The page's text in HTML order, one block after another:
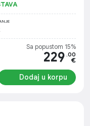
Sa popustom 15%
229 .00
€
Dodaj u korpu